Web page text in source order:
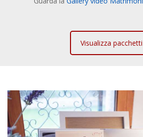
Visualizza pacchetti